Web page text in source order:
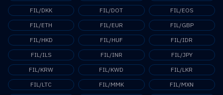
FIL/DKK
FIL/DOT
FIL/EOS
FIL/ETH
FIL/EUR
FIL/GBP
FIL/HKD
FIL/HUF
FIL/IDR
FIL/ILS
FIL/INR
FIL/JPY
FIL/KRW
FIL/KWD
FIL/LKR
FIL/LTC
FIL/MMK
FIL/MXN